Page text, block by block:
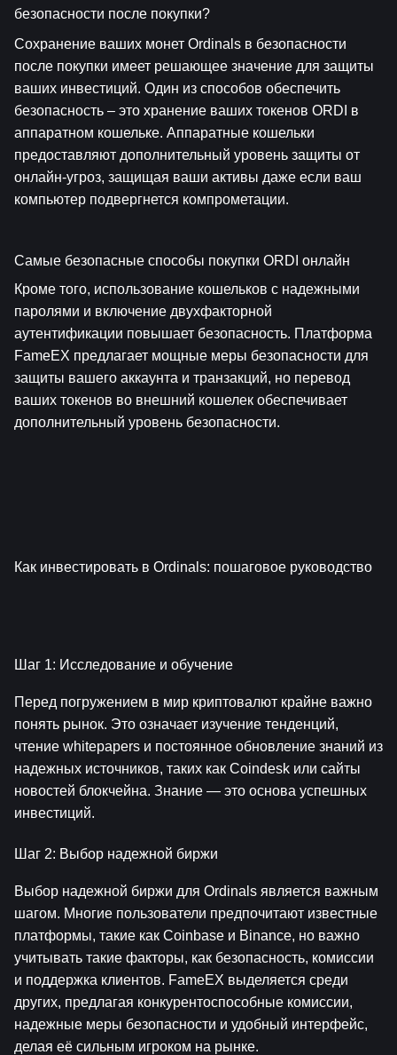
безопасности после покупки?
Сохранение ваших монет Ordinals в безопасности
после покупки имеет решающее значение для защиты
ваших инвестиций. Один из способов обеспечить
безопасность – это хранение ваших токенов ORDI в
аппаратном кошельке. Аппаратные кошельки
предоставляют дополнительный уровень защиты от
онлайн-угроз, защищая ваши активы даже если ваш
компьютер подвергнется компрометации.
Самые безопасные способы покупки ORDI онлайн
Кроме того, использование кошельков с надежными
паролями и включение двухфакторной
аутентификации повышает безопасность. Платформа
FameEX предлагает мощные меры безопасности для
защиты вашего аккаунта и транзакций, но перевод
ваших токенов во внешний кошелек обеспечивает
дополнительный уровень безопасности.
Как инвестировать в Ordinals: пошаговое руководство
Шаг 1: Исследование и обучение
Перед погружением в мир криптовалют крайне важно
понять рынок. Это означает изучение тенденций,
чтение whitepapers и постоянное обновление знаний из
надежных источников, таких как Coindesk или сайты
новостей блокчейна. Знание — это основа успешных
инвестиций.
Шаг 2: Выбор надежной биржи
Выбор надежной биржи для Ordinals является важным
шагом. Многие пользователи предпочитают известные
платформы, такие как Coinbase и Binance, но важно
учитывать такие факторы, как безопасность, комиссии
и поддержка клиентов. FameEX выделяется среди
других, предлагая конкурентоспособные комиссии,
надежные меры безопасности и удобный интерфейс,
делая её сильным игроком на рынке.